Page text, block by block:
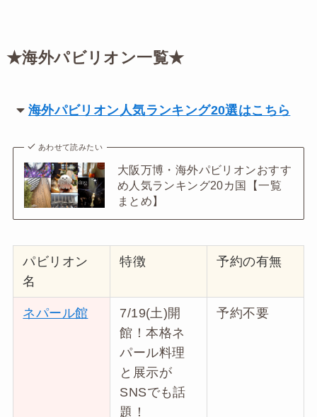
★海外パビリオン一覧★
海外パビリオン人気ランキング20選はこちら
あわせて読みたい
大阪万博・海外パビリオンおすす
め人気ランキング20カ国【一覧
まとめ】
パビリオン
名
特徴 予約の有無
ネパール館
7/19(土)開
館！本格ネ
パール料理
と展示が
SNSでも話
題！
予約不要